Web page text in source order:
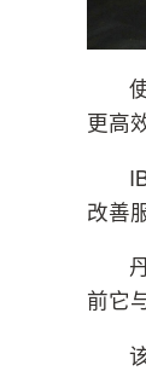
更高
改善
前它